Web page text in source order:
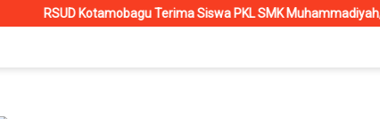
Kotamobagu Terima Siswa PKL SMK Muhammadiyah, Perkuat